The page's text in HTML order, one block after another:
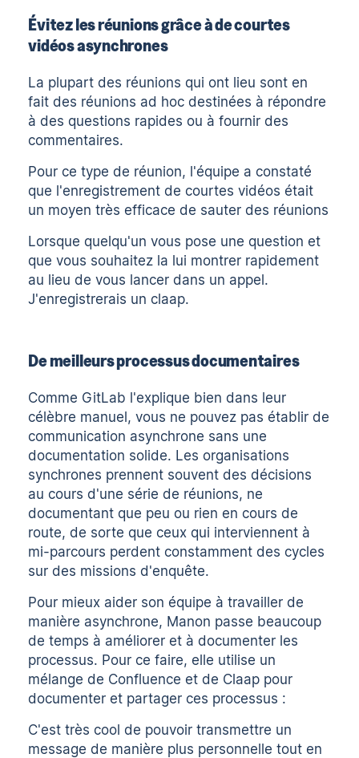
Évitez les réunions grâce à de courtes
vidéos asynchrones
La plupart des réunions qui ont lieu sont en
fait des réunions ad hoc destinées à répondre
à des questions rapides ou à fournir des
commentaires.
Pour ce type de réunion, l'équipe a constaté
que l'enregistrement de courtes vidéos était
un moyen très efficace de sauter des réunions
Lorsque quelqu'un vous pose une question et
que vous souhaitez la lui montrer rapidement
au lieu de vous lancer dans un appel.
J'enregistrerais un claap.
De meilleurs processus documentaires
Comme GitLab l'explique bien dans leur
célèbre manuel , vous ne pouvez pas établir de
communication asynchrone sans une
documentation solide. Les organisations
synchrones prennent souvent des décisions
au cours d'une série de réunions, ne
documentant que peu ou rien en cours de
route, de sorte que ceux qui interviennent à
mi-parcours perdent constamment des cycles
sur des missions d'enquête.
Pour mieux aider son équipe à travailler de
manière asynchrone, Manon passe beaucoup
de temps à améliorer et à documenter les
processus. Pour ce faire, elle utilise un
mélange de Confluence et de Claap pour
documenter et partager ces processus :
C'est très cool de pouvoir transmettre un
message de manière plus personnelle tout en